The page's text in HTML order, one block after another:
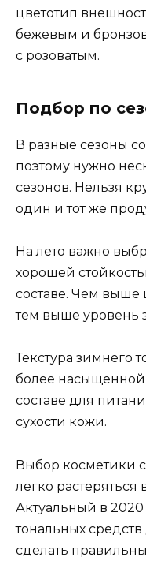
цветотип
бежевым и
с розоватым.
Подбор по
В разные сезоны
поэтому нужно
сезонов. Нельзя
один и тот же
На лето важно
хорошей
составе. Чем выше
тем выше уровень
Текстура зимнего
более
составе для
сухости кожи.
Выбор косметики
легко растеряться
Актуальный в 2020
тональных
сделать